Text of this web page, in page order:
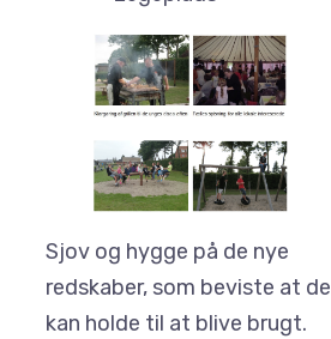
Sjov og hygge på de nye
redskaber, som beviste at de
kan holde til at blive brugt.